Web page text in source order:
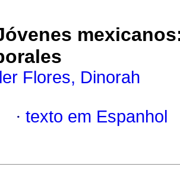
Flores, Dinorah
· texto em Espanhol